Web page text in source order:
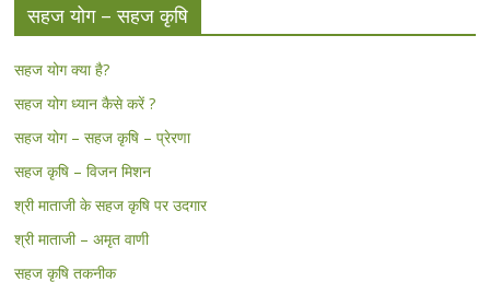
सहज योग – सहज कृषि
सहज योग क्या है?
सहज योग ध्यान कैसे करें ?
सहज योग – सहज कृषि – प्रेरणा
सहज कृषि – विजन मिशन
श्री माताजी के सहज कृषि पर उदगार
श्री माताजी – अमृत वाणी
सहज कृषि तकनीक